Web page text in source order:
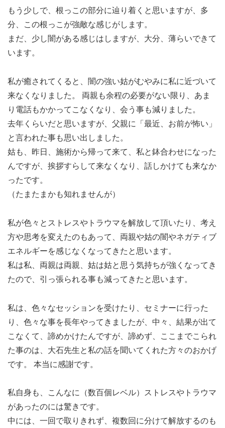
もう少しで、根っこの部分に辿り着くと思いますが、多
分、この根っこが強敵な感じがします。
まだ、少し闇がある感じはしますが、大分、薄らいできて
います。
私が癒されてくると、闇の強い姑がむやみに私に近づいて
来なくなりました。 両親も余程の必要がない限り、あま
り電話もかかってこなくなり、会う事も減りました。
去年くらいだと思いますが、父親に「最近、お前が怖い」
と言われた事も思い出しました。
姑も、昨日、施術から帰って来て、私と鉢合わせになった
んですが、挨拶すらして来なくなり、話しかけても来なか
ったです。
（たまたまかも知れませんが）
私が色々とストレスやトラウマを解放して頂いたり、考え
方や思考を変えたのもあって、両親や姑の闇やネガティブ
エネルギーを感じなくなってきたと思います。
私は私、両親は両親、姑は姑と思う気持ちが強くなってき
たので、引っ張られる事も減ってきたと思います。
私は、色々なセッションを受けたり、セミナーに行った
り、色々な事を長年やってきましたが、中々、結果が出て
こなくて、諦めかけたんですが、諦めず、ここまでこられ
た事のは、大石先生と私の話を聞いてくれた方々のおかげ
です。 本当に感謝です。
私自身も、こんなに（数百個レベル）ストレスやトラウマ
があったのには驚きです。
中には、一回で取りきれず、複数回に分けて解放するのも